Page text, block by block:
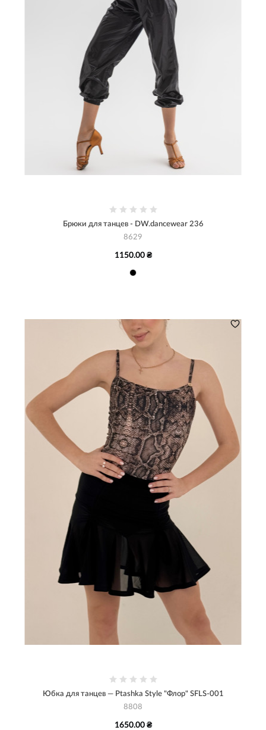
Брюки для танцев - DW.dancewear 236
8629
1150.00 ₴
Юбка для танцев — Ptashka Style "Флор" SFLS-001
8808
1650.00 ₴